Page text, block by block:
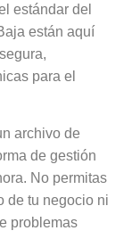
estándar del
están aquí
para el
archivo de
de gestión
No permitas
de tu negocio ni
problemas